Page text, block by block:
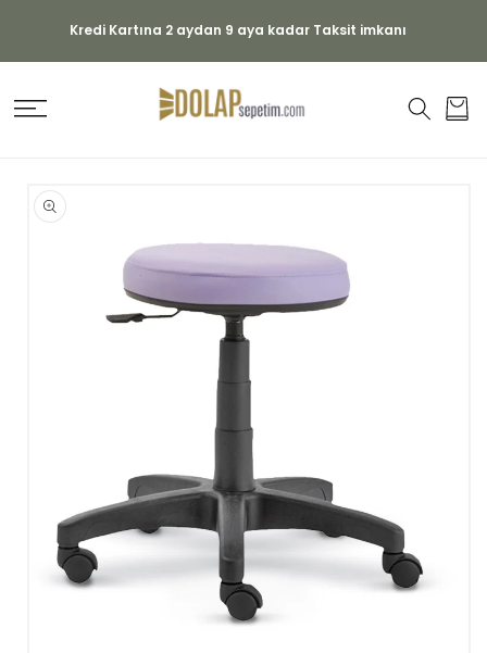
Kredi Kartına 2 aydan 9 aya kadar Taksit imkanı
Sepet
ÜRÜN
BILGISINE
ATLA